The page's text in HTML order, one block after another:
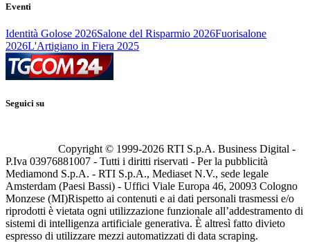
Eventi
Identità Golose 2026Salone del Risparmio 2026Fuorisalone
2026L'Artigiano in Fiera 2025
Seguici su
Copyright © 1999-2026 RTI S.p.A. Business Digital -
P.Iva 03976881007 - Tutti i diritti riservati - Per la pubblicità
Mediamond S.p.A. - RTI S.p.A., Mediaset N.V., sede legale
Amsterdam (Paesi Bassi) - Uffici Viale Europa 46, 20093 Cologno
Monzese (MI)Rispetto ai contenuti e ai dati personali trasmessi e/o
riprodotti è vietata ogni utilizzazione funzionale all’addestramento di
sistemi di intelligenza artificiale generativa. È altresì fatto divieto
espresso di utilizzare mezzi automatizzati di data scraping.